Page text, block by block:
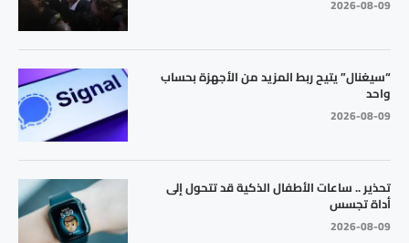
2026-08-09
“سيغنال” يتيح ربط المزيد من الأجهزة بحساب
واحد
2026-08-09
تحذير .. ساعات الأطفال الذكية قد تتحول إلى
أداة تجسس
2026-08-09